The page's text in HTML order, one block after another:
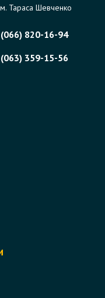
Тараса Шевченко
(066) 820-16-94
(063) 359-15-56